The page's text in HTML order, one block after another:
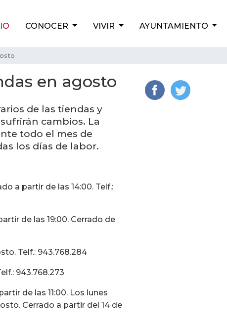
CONOCER VIVIR AYUNTAMIENTO
en agosto
de las tiendas y
cambios. La
todo el mes de
los días de labor.
a partir de las 14:00. Telf.:
de las 19:00. Cerrado de
Telf.: 943.768.284
943.768.273
de las 11:00. Los lunes
Cerrado a partir del 14 de